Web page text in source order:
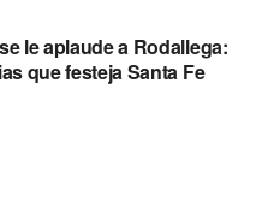
le aplaude a Rodallega:
que festeja Santa Fe